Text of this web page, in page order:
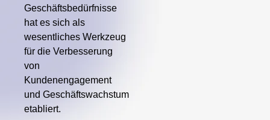
Geschäftsbedürfnisse
hat es sich als
wesentliches Werkzeug
für die Verbesserung
von
Kundenengagement
und Geschäftswachstum
etabliert.